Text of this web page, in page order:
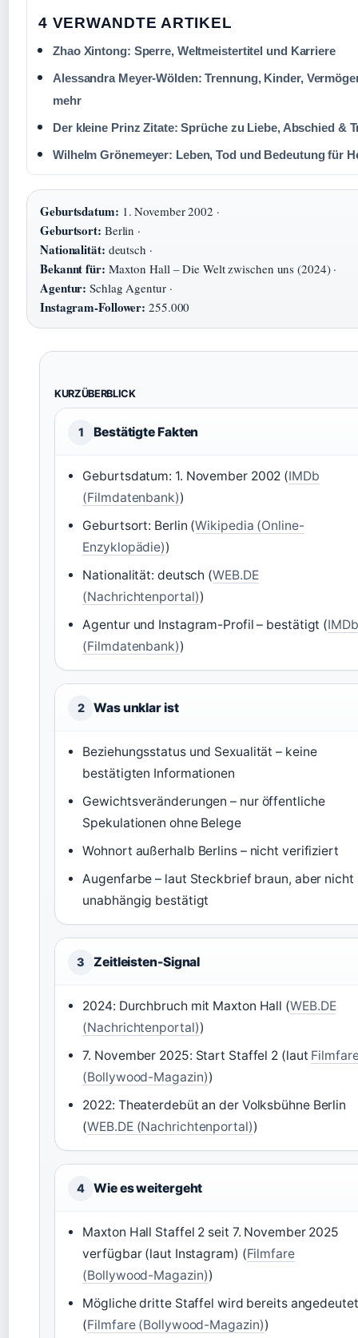
4 VERWANDTE ARTIKEL
Zhao Xintong: Sperre, Weltmeistertitel und Karriere
Alessandra Meyer-Wölden: Trennung, Kinder,
mehr
Der kleine Prinz Zitate: Sprüche zu Liebe, Abschied &
Wilhelm Grönemeyer: Leben, Tod und Bedeutung für
Geburtsdatum: 1. November 2002 ·
Geburtsort: Berlin ·
Nationalität: deutsch ·
Bekannt für: Maxton Hall – Die Welt zwischen uns (2024) ·
Agentur: Schlag Agentur ·
Instagram-Follower: 255.000
KURZÜBERBLICK
1 Bestätigte Fakten
Geburtsdatum: 1. November 2002 (IMDb
(Filmdatenbank))
Geburtsort: Berlin (Wikipedia (Online-
Enzyklopädie))
Nationalität: deutsch (WEB.DE
(Nachrichtenportal))
Agentur und Instagram-Profil – bestätigt (IMDb
(Filmdatenbank))
2 Was unklar ist
Beziehungsstatus und Sexualität – keine
bestätigten Informationen
Gewichtsveränderungen – nur öffentliche
Spekulationen ohne Belege
Wohnort außerhalb Berlins – nicht verifiziert
Augenfarbe – laut Steckbrief braun, aber nicht
unabhängig bestätigt
3 Zeitleisten-Signal
2024: Durchbruch mit Maxton Hall (WEB.DE
(Nachrichtenportal))
7. November 2025: Start Staffel 2 (laut
(Bollywood-Magazin))
2022: Theaterdebüt an der Volksbühne Berlin
(WEB.DE (Nachrichtenportal))
4 Wie es weitergeht
Maxton Hall Staffel 2 seit 7. November 2025
verfügbar (laut Instagram) (Filmfare
(Bollywood-Magazin))
Mögliche dritte Staffel wird bereits angedeutet
(Filmfare (Bollywood-Magazin))